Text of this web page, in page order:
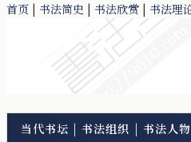
首页 | 书法简史 | 书法欣赏 | 书法理
当代书坛 | 书法组织 | 书法人物